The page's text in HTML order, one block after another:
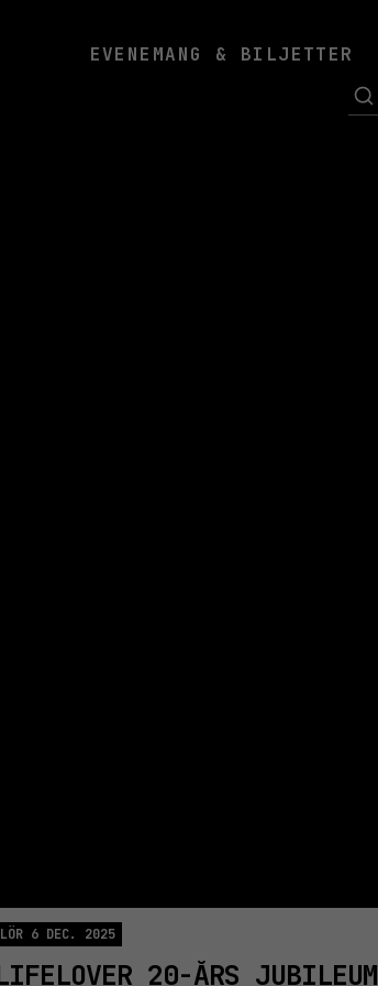
EVENEMANG & BILJETTER
LÖR 6 DEC. 2025